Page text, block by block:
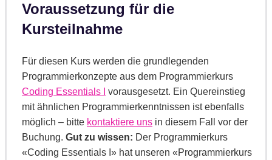
Voraussetzung für die
Kursteilnahme
Für diesen Kurs werden die grundlegenden
Programmierkonzepte aus dem Programmierkurs
Coding Essentials I
vorausgesetzt. Ein Quereinstieg
mit ähnlichen Programmierkenntnissen ist ebenfalls
möglich – bitte kontaktiere uns in diesem Fall vor der
Buchung. Gut zu wissen: Der Programmierkurs
«Coding Essentials I» hat unseren «Programmierkurs